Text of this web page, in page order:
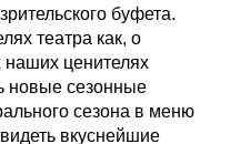
буфета.
театра как, о
наших ценителях
новые сезонные
сезона в меню
вкуснейшие